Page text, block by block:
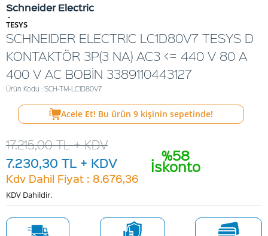
Schneider Electric
-
TESYS
SCHNEIDER ELECTRIC LC1D80V7 TESYS D
KONTAKTÖR 3P(3 NA) AC3 <= 440 V 80 A
400 V AC BOBİN 3389110443127
Ürün Kodu : SCH-TM-LC1D80V7
Acele Et! Bu ürün 9 kişinin sepetinde!
%58
İskonto
17.215,00TL + KDV
7.230,30 TL + KDV
Kdv Dahil Fiyat : 8.676,36
KDV Dahildir.